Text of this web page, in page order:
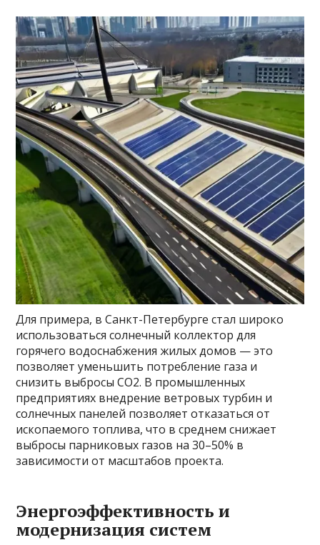
Для примера, в Санкт-Петербурге стал широко
использоваться солнечный коллектор для
горячего водоснабжения жилых домов — это
позволяет уменьшить потребление газа и
снизить выбросы CO2. В промышленных
предприятиях внедрение ветровых турбин и
солнечных панелей позволяет отказаться от
ископаемого топлива, что в среднем снижает
выбросы парниковых газов на 30–50% в
зависимости от масштабов проекта.
Энергоэффективность и
модернизация систем